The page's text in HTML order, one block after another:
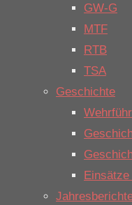
GW-G
MTF
RTB
TSA
Geschichte
Einsätze